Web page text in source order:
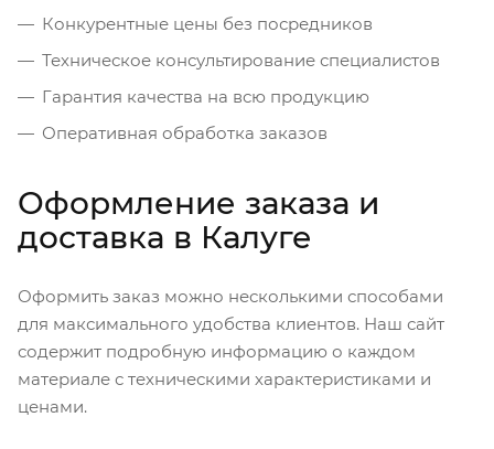
Конкурентные цены без посредников
Техническое консультирование специалистов
Гарантия качества на всю продукцию
Оперативная обработка заказов
Оформление заказа и
доставка в Калуге
Оформить заказ можно несколькими способами
для максимального удобства клиентов. Наш сайт
содержит подробную информацию о каждом
материале с техническими характеристиками и
ценами.